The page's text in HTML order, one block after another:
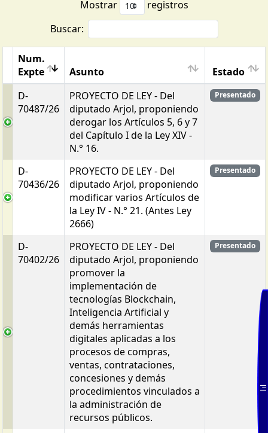
Mostrar
registros
Buscar:
Num.
Expte
Asunto
Estado
D-
70487/26
PROYECTO DE LEY - Del
diputado Arjol, proponiendo
derogar los Artículos 5, 6 y 7
del Capítulo I de la Ley XIV -
N.° 16.
Presentado
D-
70436/26
PROYECTO DE LEY - Del
diputado Arjol, proponiendo
modificar varios Artículos de
la Ley IV - N.° 21. (Antes Ley
2666)
Presentado
D-
70402/26
PROYECTO DE LEY - Del
diputado Arjol, proponiendo
promover la
implementación de
tecnologías Blockchain,
Inteligencia Artificial y
demás herramientas
digitales aplicadas a los
procesos de compras,
ventas, contrataciones,
concesiones y demás
procedimientos vinculados a
la administración de
recursos públicos.
Presentado